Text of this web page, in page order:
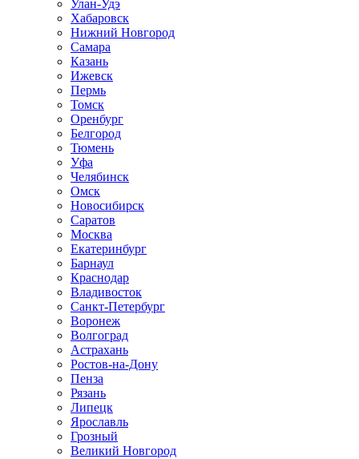
Улан-Удэ
Хабаровск
Нижний Новгород
Самара
Казань
Ижевск
Пермь
Томск
Оренбург
Белгород
Тюмень
Уфа
Челябинск
Омск
Новосибирск
Саратов
Москва
Екатеринбург
Барнаул
Краснодар
Владивосток
Санкт-Петербург
Воронеж
Волгоград
Астрахань
Ростов-на-Дону
Пенза
Рязань
Липецк
Ярославль
Грозный
Великий Новгород